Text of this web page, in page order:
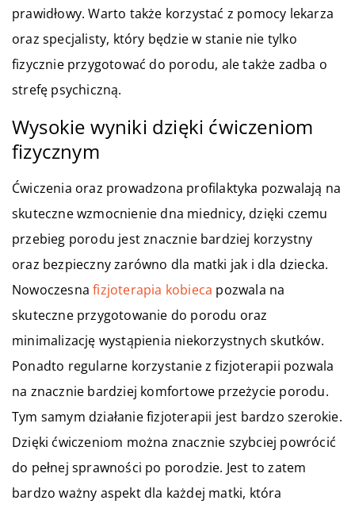
prawidłowy. Warto także korzystać z pomocy lekarza
oraz specjalisty, który będzie w stanie nie tylko
fizycznie przygotować do porodu, ale także zadba o
strefę psychiczną.
Wysokie wyniki dzięki ćwiczeniom
fizycznym
Ćwiczenia oraz prowadzona profilaktyka pozwalają na
skuteczne wzmocnienie dna miednicy, dzięki czemu
przebieg porodu jest znacznie bardziej korzystny
oraz bezpieczny zarówno dla matki jak i dla dziecka.
Nowoczesnafizjoterapia kobieca pozwala na
skuteczne przygotowanie do porodu oraz
minimalizację wystąpienia niekorzystnych skutków.
Ponadto regularne korzystanie z fizjoterapii pozwala
na znacznie bardziej komfortowe przeżycie porodu.
Tym samym działanie fizjoterapii jest bardzo szerokie.
Dzięki ćwiczeniom można znacznie szybciej powrócić
do pełnej sprawności po porodzie. Jest to zatem
bardzo ważny aspekt dla każdej matki, która